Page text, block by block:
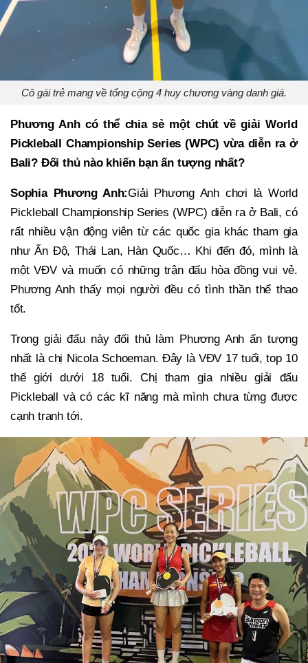
Cô gái trẻ mang về tổng cộng 4 huy chương vàng danh giá.
Phương Anh có thể chia sẻ một chút về giải World
Pickleball Championship Series (WPC) vừa diễn ra ở
Bali? Đối thủ nào khiến bạn ấn tượng nhất?
Sophia Phương Anh:Giải Phương Anh chơi là World
Pickleball Championship Series (WPC) diễn ra ở Bali, có
rất nhiều vận động viên từ các quốc gia khác tham gia
như Ấn Độ, Thái Lan, Hàn Quốc… Khi đến đó, mình là
một VĐV và muốn có những trận đấu hòa đồng vui vẻ.
Phương Anh thấy mọi người đều có tình thần thể thao
tốt.
Trong giải đấu này đối thủ làm Phương Anh ấn tượng
nhất là chị Nicola Schoeman. Đây là VĐV 17 tuổi, top 10
thế giới dưới 18 tuổi. Chị tham gia nhiều giải đấu
Pickleball và có các kĩ năng mà mình chưa từng được
cạnh tranh tới.